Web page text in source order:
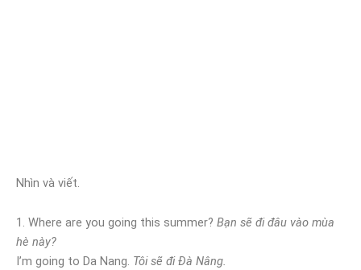
Nhìn và viết.
1. Where are you going this summer? Bạn sẽ đi đâu vào mùa
hè này?
I’m going to Da Nang. Tôi sẽ đi Đà Nâng.